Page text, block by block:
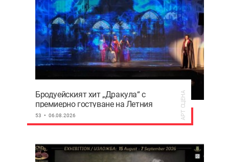
Бродуейският хит „Дракула“ с
премиерно гостуване на Летния
театър в Пловдив
53 06.08.2026 АРТ СЦЕНА